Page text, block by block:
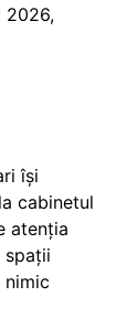
2026,
își
cabinetul
atenția
spații
nimic